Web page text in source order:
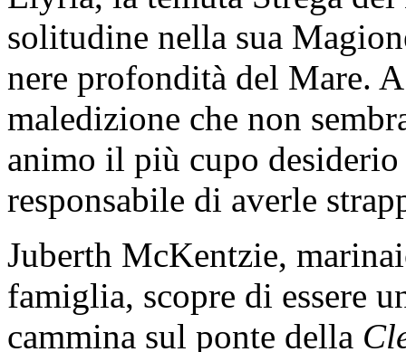
solitudine nella sua
nere profondità del Mare.
maledizione che non
animo il più cupo
responsabile di averle
Juberth McKentzie,
famiglia, scopre di essere
cammina sul ponte della